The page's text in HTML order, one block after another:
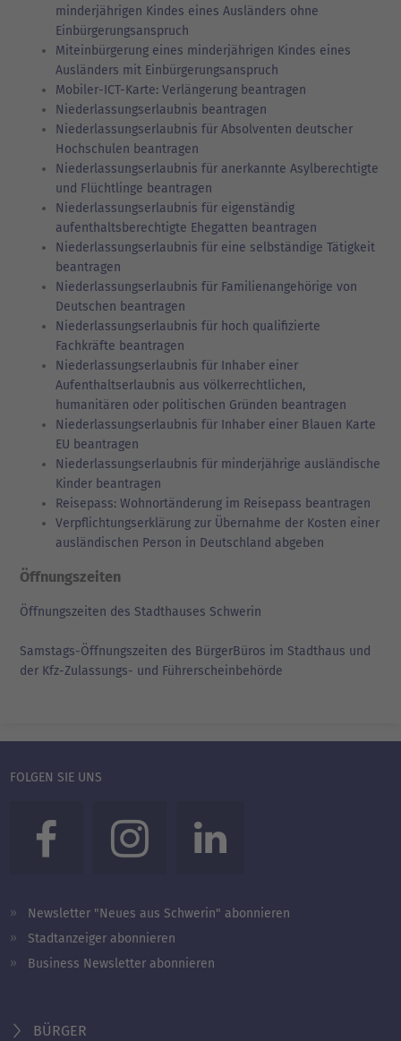
minderjährigen Kindes eines Ausländers ohne
Einbürgerungsanspruch
Miteinbürgerung eines minderjährigen Kindes eines
Ausländers mit Einbürgerungsanspruch
Mobiler-ICT-Karte: Verlängerung beantragen
Niederlassungserlaubnis beantragen
Niederlassungserlaubnis für Absolventen deutscher
Hochschulen beantragen
Niederlassungserlaubnis für anerkannte Asylberechtigte
und Flüchtlinge beantragen
Niederlassungserlaubnis für eigenständig
aufenthaltsberechtigte Ehegatten beantragen
Niederlassungserlaubnis für eine selbständige Tätigkeit
beantragen
Niederlassungserlaubnis für Familienangehörige von
Deutschen beantragen
Niederlassungserlaubnis für hoch qualifizierte
Fachkräfte beantragen
Niederlassungserlaubnis für Inhaber einer
Aufenthaltserlaubnis aus völkerrechtlichen,
humanitären oder politischen Gründen beantragen
Niederlassungserlaubnis für Inhaber einer Blauen Karte
EU beantragen
Niederlassungserlaubnis für minderjährige ausländische
Kinder beantragen
Reisepass: Wohnortänderung im Reisepass beantragen
Verpflichtungserklärung zur Übernahme der Kosten einer
ausländischen Person in Deutschland abgeben
Öffnungszeiten
Öffnungszeiten des Stadthauses Schwerin
Samstags-Öffnungszeiten des BürgerBüros im Stadthaus und
der Kfz-Zulassungs- und Führerscheinbehörde
FOLGEN SIE UNS
Newsletter "Neues aus Schwerin" abonnieren
Stadtanzeiger abonnieren
Business Newsletter abonnieren
BÜRGER